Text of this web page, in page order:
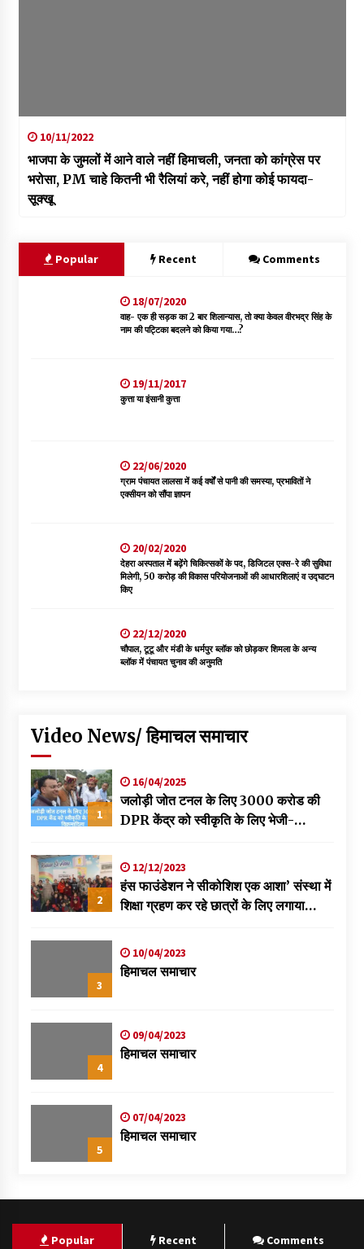
10/11/2022
भाजपा के जुमलों में आने वाले नहीं हिमाचली, जनता को कांग्रेस पर
भरोसा, PM चाहे कितनी भी रैलियां करे, नहीं होगा कोई फायदा-
सूक्खू
Popular Recent Comments
18/07/2020
वाह- एक ही सड़क का 2 बार शिलान्यास, तो क्या केवल वीरभद्र सिंह के
नाम की पट्टिका बदलने को किया गया…?
19/11/2017
कुत्ता या इंसानी कुत्ता
22/06/2020
ग्राम पंचायत लालसा में कई वर्षों से पानी की समस्या, प्रभावितों ने
एक्सीयन को सौंपा ज्ञापन
20/02/2020
देहरा अस्पताल में बढ़ेंगे चिकित्सकों के पद, डिजिटल एक्स-रे की सुविधा
मिलेगी, 50 करोड़ की विकास परियोजनाओं की आधारशिलाएं व उद्घाटन
किए
22/12/2020
चौपाल, टूटू और मंडी के धर्मपुर ब्लॉक को छोड़कर शिमला के अन्य
ब्लॉक में पंचायत चुनाव की अनुमति
Video News/ हिमाचल समाचार
1
16/04/2025
जलोड़ी जोत टनल के लिए 3000 करोड की
DPR केंद्र को स्वीकृति के लिए भेजी-
2
12/12/2023
हंस फाउंडेशन ने सीकोशिश एक आशा’ संस्था में
शिक्षा ग्रहण कर रहे छात्रों के लिए लगाया
3
10/04/2023
हिमाचल समाचार
4
09/04/2023
हिमाचल समाचार
5
07/04/2023
हिमाचल समाचार
Popular Recent Comments